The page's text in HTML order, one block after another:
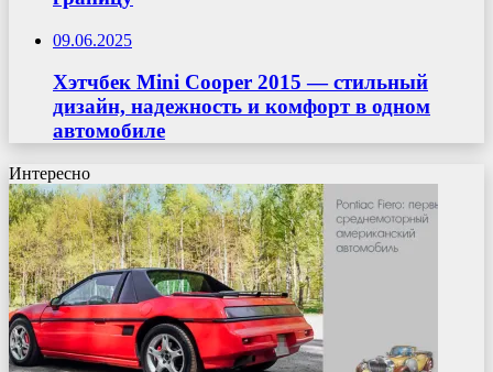
09.06.2025
Хэтчбек Mini Cooper 2015 — стильный
дизайн, надежность и комфорт в одном
автомобиле
Интересно